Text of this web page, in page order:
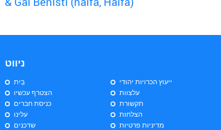
ניווט
בַּיִת
הצטרף עכשיו
כניסת חברים
עלינו
שדכנים
ייעוץ הכרויות יהודי
עלצוות
תקשורת
הצלחות
מדיניות פרטיות